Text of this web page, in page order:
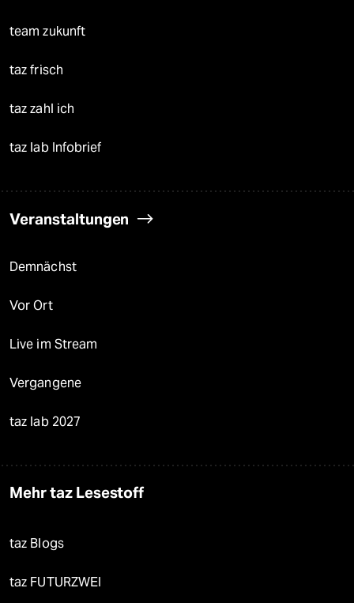
team zukunft
taz frisch
taz zahl ich
taz lab Infobrief
Veranstaltungen
Demnächst
Vor Ort
Live im Stream
Vergangene
taz lab 2027
Mehr taz Lesestoff
taz Blogs
taz FUTURZWEI